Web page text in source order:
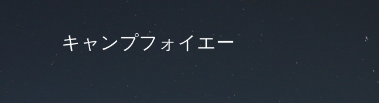
キャンプフォイエー